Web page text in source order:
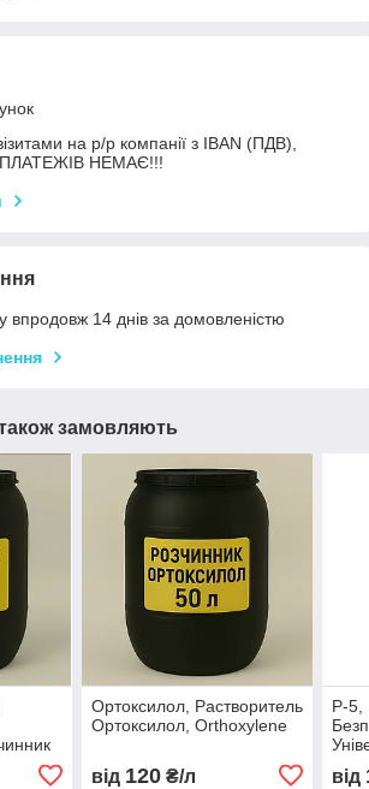
на р/р компанії з IBAN (ПДВ),
НЕМАЄ!!!
впродовж 14 днів за домовленістю
замовляють
Ортоксилол, Растворитель
Ортоксилол, Orthoxylene
від 120₴/л
Р-5,
від